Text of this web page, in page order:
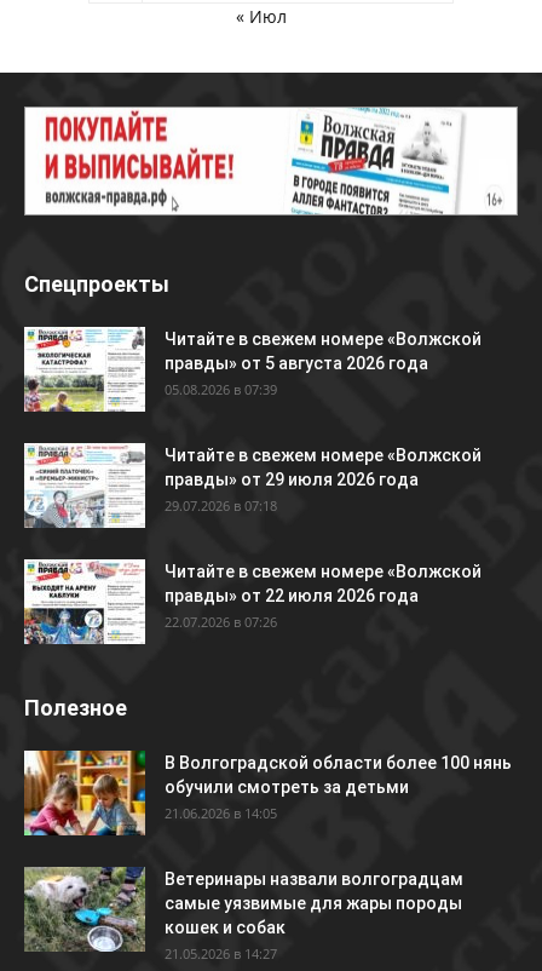
« Июл
Спецпроекты
Читайте в свежем номере «Волжской
правды» от 5 августа 2026 года
05.08.2026 в 07:39
Читайте в свежем номере «Волжской
правды» от 29 июля 2026 года
29.07.2026 в 07:18
Читайте в свежем номере «Волжской
правды» от 22 июля 2026 года
22.07.2026 в 07:26
Полезное
В Волгоградской области более 100 нянь
обучили смотреть за детьми
21.06.2026 в 14:05
Ветеринары назвали волгоградцам
самые уязвимые для жары породы
кошек и собак
21.05.2026 в 14:27